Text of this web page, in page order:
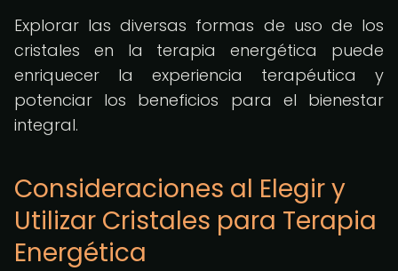
Explorar las diversas formas de uso de los
cristales en la terapia energética puede
enriquecer la experiencia terapéutica y
potenciar los beneficios para el bienestar
integral.
Consideraciones al Elegir y
Utilizar Cristales para Terapia
Energética